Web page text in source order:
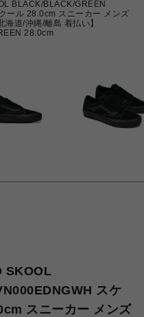
BLACK/BLACK/GREEN
ール 28.0cm スニーカー メンズ
道/沖縄/離島 着払い】
28.0cm
SKOOL
スケ
スニーカー メンズ